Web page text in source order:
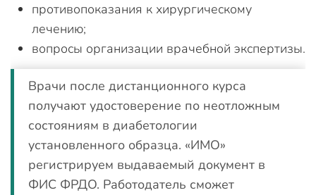
противопоказания к хирургическому
лечению;
вопросы организации врачебной экспертизы.
Врачи после дистанционного курса
получают удостоверение по неотложным
состояниям в диабетологии
установленного образца. «ИМО»
регистрируем выдаваемый документ в
ФИС ФРДО. Работодатель сможет